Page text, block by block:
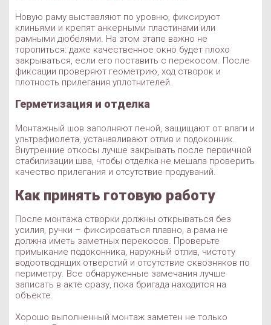
Новую раму выставляют по уровню, фиксируют
клиньями и крепят анкерными пластинами или
рамными дюбелями. На этом этапе важно не
торопиться: даже качественное окно будет плохо
закрываться, если его поставить с перекосом. После
фиксации проверяют геометрию, ход створок и
плотность прилегания уплотнителей.
Герметизация и отделка
Монтажный шов заполняют пеной, защищают от влаги и
ультрафиолета, устанавливают отлив и подоконник.
Внутренние откосы лучше закрывать после первичной
стабилизации шва, чтобы отделка не мешала проверить
качество прилегания и отсутствие продуваний.
Как принять готовую работу
После монтажа створки должны открываться без
усилия, ручки – фиксироваться плавно, а рама не
должна иметь заметных перекосов. Проверьте
примыкание подоконника, наружный отлив, чистоту
водоотводящих отверстий и отсутствие сквозняков по
периметру. Все обнаруженные замечания лучше
записать в акте сразу, пока бригада находится на
объекте.
Хорошо выполненный монтаж заметен не только